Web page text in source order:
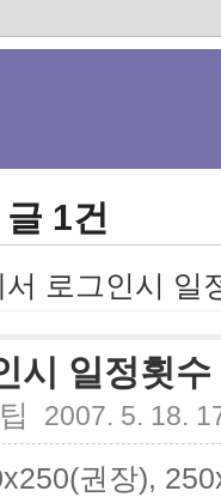
1건
서 로그인시 일
시 일정횟
2007. 5. 18.
권장),